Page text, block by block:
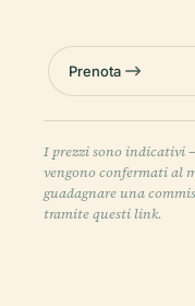
Prenota
I prezzi sono indicativi
vengono confermati al
guadagnare una
tramite questi link.